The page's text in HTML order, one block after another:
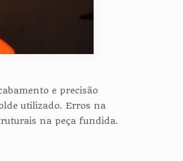
e precisão
utilizado. Erros na
na peça fundida.